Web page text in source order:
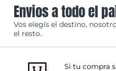
Envios a todo el
Vos elegís el destino,
el resto.
Si tu compra